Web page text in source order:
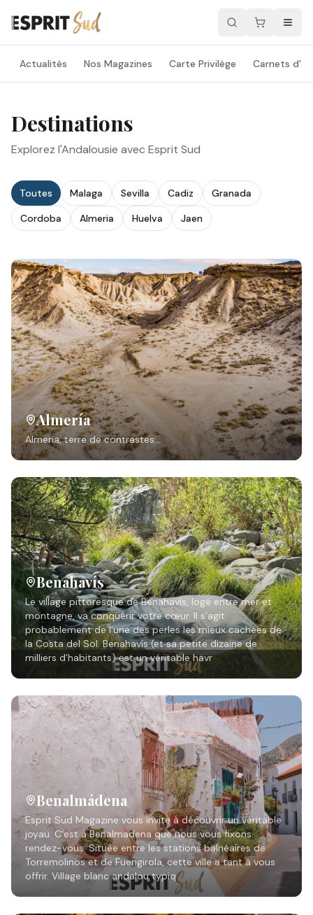
Actualités Nos Magazines Carte Privilège Carnets
Destinations
Explorez l'Andalousie avec Esprit Sud
Toutes Malaga Sevilla Cadiz
Granada
Cordoba
Almeria Huelva Jaen
Almería
Almeria, terre de contrastes…
Benahavís
Le village pittoresque de Benahavís, logé entre mer et
montagne, va conquérir votre cœur. Il s’agit
probablement de l’une des perles les mieux cachées de
la Costa del Sol. Benahavís (et sa petite dizaine de
milliers d’habitants) est un véritable havr
Benalmádena
Esprit Sud Magazine vous invite à découvrir un véritable
joyau. C’est à Benalmadena que nous vous fixons
rendez-vous. Située entre les stations balnéaires de
Torremolinos et de Fuengirola, cette ville a tant à vous
offrir. Village blanc andalou typiq